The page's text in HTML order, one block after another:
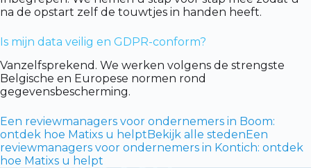
na de opstart zelf de touwtjes in handen heeft.
Is mijn data veilig en GDPR-conform?
Vanzelfsprekend. We werken volgens de strengste
Belgische en Europese normen rond
gegevensbescherming.
Een reviewmanagers voor ondernemers in Boom:
ontdek hoe Matixs u helptBekijk alle stedenEen
reviewmanagers voor ondernemers in Kontich: ontdek
hoe Matixs u helpt